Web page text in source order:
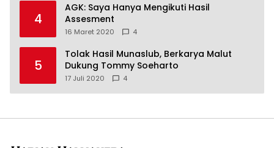
4
AGK: Saya Hanya Mengikuti Hasil
Assesment
16 Maret 2020 4
5
Tolak Hasil Munaslub, Berkarya Malut
Dukung Tommy Soeharto
17 Juli 2020 4